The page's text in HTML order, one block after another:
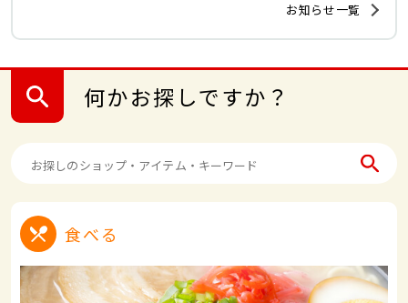
お知らせ一覧
何かお探しですか？
食べる